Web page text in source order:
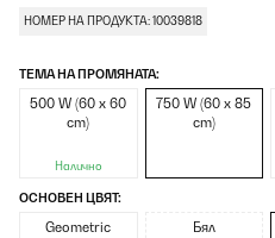
НОМЕР НА ПРОДУКТА: 10039818
ТЕМА НА ПРОМЯНАТА:
500 W (60 x 60
cm)
Налично
750 W (60 x 85
cm)
ОСНОВЕН ЦВЯТ:
Geometric Бял